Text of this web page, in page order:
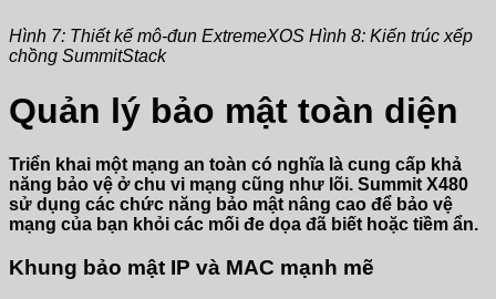
Hình 7: Thiết kế mô-đun ExtremeXOS Hình 8: Kiến trúc xếp
chồng SummitStack
Quản lý bảo mật toàn diện
Triển khai một mạng an toàn có nghĩa là cung cấp khả
năng bảo vệ ở chu vi mạng cũng như lõi. Summit X480
sử dụng các chức năng bảo mật nâng cao để bảo vệ
mạng của bạn khỏi các mối đe dọa đã biết hoặc tiềm ẩn.
Khung bảo mật IP và MAC mạnh mẽ